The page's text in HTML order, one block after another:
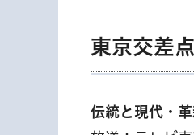
東京交差
伝統と現代・